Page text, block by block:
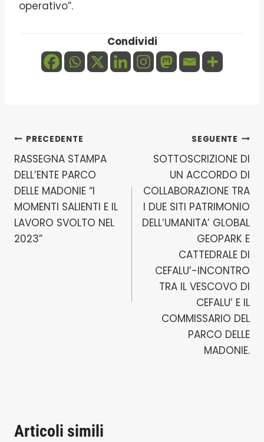
operativo”.
Condividi
Navigazione
articoli
PRECEDENTE
RASSEGNA STAMPA
DELL’ENTE PARCO
DELLE MADONIE “I
MOMENTI SALIENTI E IL
LAVORO SVOLTO NEL
2023”
SEGUENTE
SOTTOSCRIZIONE DI
UN ACCORDO DI
COLLABORAZIONE TRA
I DUE SITI PATRIMONIO
DELL’UMANITA’ GLOBAL
GEOPARK E
CATTEDRALE DI
CEFALU’-INCONTRO
TRA IL VESCOVO DI
CEFALU’ E IL
COMMISSARIO DEL
PARCO DELLE
MADONIE.
Articoli simili